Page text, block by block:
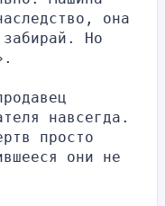
она
Но
навсегда.
просто
они не